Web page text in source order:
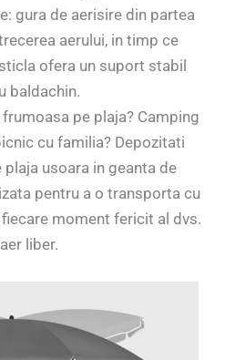
gura de aerisire din partea
aerului, in timp ce
ofera un suport stabil
baldachin.
pe plaja? Camping
cu familia? Depozitati
usoara in geanta de
pentru a o transporta cu
moment fericit al dvs.
liber.